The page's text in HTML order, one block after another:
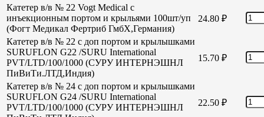
Катетер в/в № 22 Vogt Medical с
инъекционным портом и крыльями 100шт/уп
(Фогт Медикал Фертриб ГмбХ,Германия)
24.80 ₽
Катетер в/в № 22 с доп портом и крылышками
SURUFLON G22 /SURU International
PVT/LTD/100/1000 (СУРУ ИНТЕРНЭШНЛ
ПиВиТи.ЛТД,Индия)
15.70 ₽
Катетер в/в № 24 с доп портом и крылышками
SURUFLON G24 /SURU International
PVT/LTD/100/1000 (СУРУ ИНТЕРНЭШНЛ
22.50 ₽